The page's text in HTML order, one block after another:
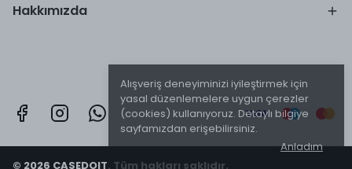
Alışveriş deneyiminizi iyileştirmek için
yasal düzenlemelere uygun çerezler
(cookies) kullanıyoruz. Detaylı bilgiye
sayfamızdan erişebilirsiniz.
Anladım
Hakkımızda
© 2026 CASEDOIT. Tüm hakları saklıdır.